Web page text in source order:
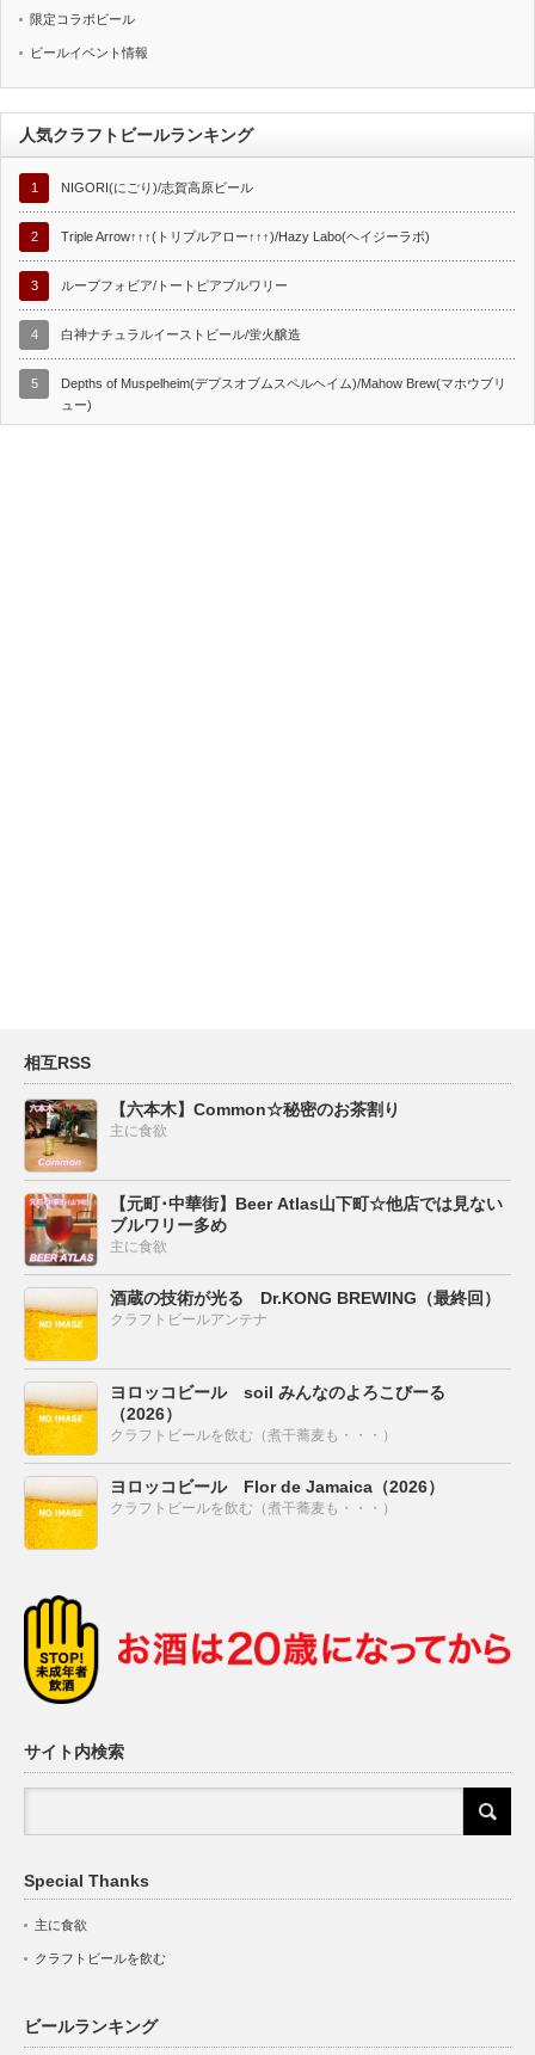
限定コラボビール
ビールイベント情報
人気クラフトビールランキング
1 NIGORI(にごり)/志賀高原ビール
2 Triple Arrow↑↑↑(トリプルアロー↑↑↑)/Hazy Labo(ヘイジーラボ)
3 ループフォビア/トートピアブルワリー
4 白神ナチュラルイーストビール/蛍火醸造
5
Depths of Muspelheim(デプスオブムスペルヘイム)/Mahow Brew(マホウブリ
ュー)
相互RSS
【六本木】Common☆秘密のお茶割り
主に食欲
【元町･中華街】Beer Atlas山下町☆他店では見ない
ブルワリー多め
主に食欲
酒蔵の技術が光る Dr.KONG BREWING（最終回）
クラフトビールアンテナ
ヨロッコビール soil みんなのよろこびーる
（2026）
クラフトビールを飲む（煮干蕎麦も・・・）
ヨロッコビール Flor de Jamaica（2026）
クラフトビールを飲む（煮干蕎麦も・・・）
サイト内検索
Special Thanks
主に食欲
クラフトビールを飲む
ビールランキング